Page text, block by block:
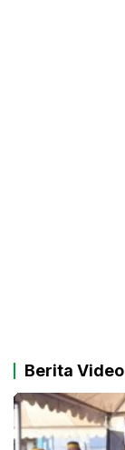
Berita Video